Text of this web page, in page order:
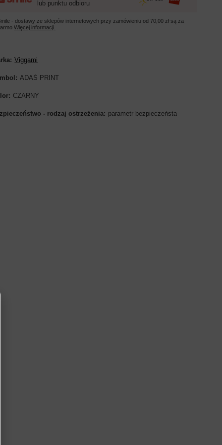
lub punktu odbioru
- dostawy ze sklepów internetowych przy zamówieniu od 70,00 zł są za
Więcej informacji.
Viggami
ADAŚ PRINT
CZARNY
- rodzaj ostrzeżenia parametr bezpieczeństa